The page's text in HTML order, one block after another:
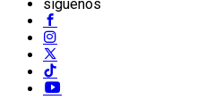
síguenos